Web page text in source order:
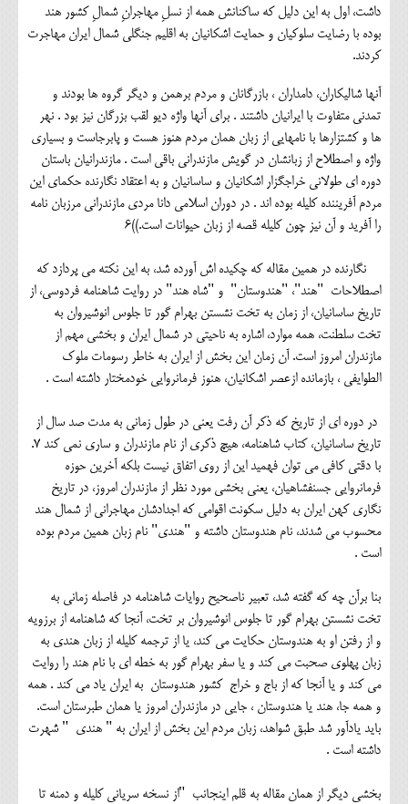
داشت، اول به این دلیل که ساکنانش همه از نسلِ مهاجرانِ شمالِ کشور هند
بوده با رضایت سلوکیان و حمایت اشکانیان به اقلیم جنگلی شمال ایران مهاجرت
کردند.
آنها شالیکاران، دامداران ، بازرگانان و مردم برهمن و دیگر گروه ها بودند و
تمدنی متفاوت با ایرانیان داشتند . برای آنها واژه دیو لقب بزرگان نیز بود . نهر
ها و کشتزارها با نامهایی از زبان همان مردم هنوز هست و پابرجاست و بسیاری
واژه و اصطلاح از زبانشان در گویش مازندرانی باقی است . مازندرانیان باستان
دوره ای طولانی خراجگزار اشکانیان و ساسانیان و به اعتقاد نگارنده حکمای این
مردم آفریننده کلیله بوده اند . در دوران اسلامی دانا مردی مازندرانی مرزبان نامه
را آفرید و آن نیز چون کلیله قصه از زبان حیوانات است.))6
نگارنده در همین مقاله که چکیده اش آورده شد، به این نکته می پردازد که
اصطلاحات "هند"، "هندوستان" و "شاه هند" در روایت شاهنامه فردوسی، از
تاریخ ساسانیان، از زمان به تخت نشستن بهرام گور تا جلوس انوشیروان به
تخت سلطنت، همه موارد، اشاره به ناحیتی در شمال ایران و بخشی مهم از
مازندران امروز است. آن زمان این بخش از ایران به خاطر رسومات ملوک
الطوایفی ، بازمانده ازعصر اشکانیان، هنوز فرمانروایی خودمختار داشته است .
در دوره ای از تاریخ که ذکر آن رفت یعنی در طول زمانی به مدت صد سال از
تاریخ ساسانیان، کتاب شاهنامه، هیچ ذکری از نام مازندران و ساری نمی کند 7.
با دقتی کافی می توان فهمید این از روی اتفاق نیست بلکه آخرین حوزه
فرمانروایی جسنفشاهیان، یعنی بخشی مورد نظر از مازندران امروز، در تاریخ
نگاری کهن ایران به دلیل سکونت اقوامی که اجدادشان مهاجرانی از شمال هند
محسوب می شدند، نام هندوستان داشته و "هندی" نام زبان همین مردم بوده
است .
بنا برآن چه که گفته شد، تعبیر ناصحیح روایات شاهنامه در فاصله زمانی به
تخت نشستن بهرام گور تا جلوس انوشیروان بر تخت، آنجا که شاهنامه از برزویه
و از رفتن او به هندوستان حکایت می کند، یا از ترجمه کلیله از زبان هندی به
زبان پهلوی صحبت می کند و یا سفر بهرام گور به خطه ای با نام هند را روایت
می کند و یا آنجا که از باج و خراج کشور هندوستان به ایران یاد می کند . همه
و همه جا، هند یا هندوستان ، جایی در مازندران امروز یا همان طبرستان است.
باید یادآور شد طبق شواهد، زبان مردم این بخش از ایران به " هندی " شهرت
داشته است .
بخشی دیگر از همان مقاله به قلم اینجانب "از نسخه سریانی کلیله و دمنه تا